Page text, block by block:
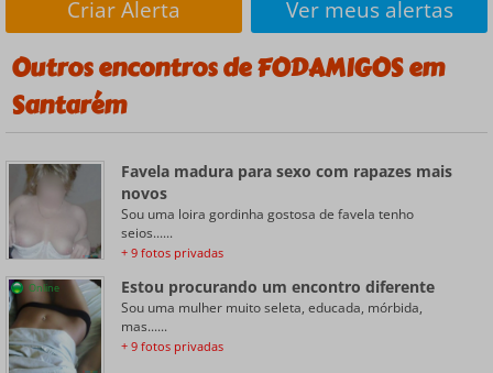
Criar Alerta Ver meus alertas
Outros encontros de FODAMIGOS em
Santarém
Favela madura para sexo com rapazes mais
novos
Sou uma loira gordinha gostosa de favela tenho
seios......
+ 9 fotos privadas
Online Estou procurando um encontro diferente
Sou uma mulher muito seleta, educada, mórbida,
mas......
+ 9 fotos privadas